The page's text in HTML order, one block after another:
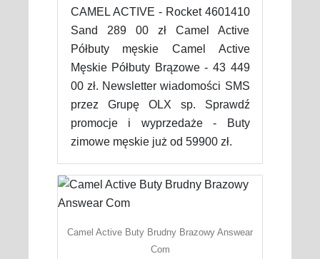
CAMEL ACTIVE - Rocket 4601410
Sand 289 00 zł Camel Active
Półbuty męskie Camel Active
Męskie Półbuty Brązowe - 43 449
00 zł. Newsletter wiadomości SMS
przez Grupę OLX sp. Sprawdź
promocje i wyprzedaże - Buty
zimowe męskie już od 59900 zł.
Camel Active Buty Brudny Brazowy Answear
Com